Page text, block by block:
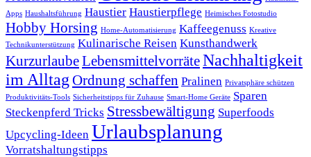
Apps Haushaltsführung Haustier Haustierpflege Heimisches Fotostudio
Hobby Horsing Home-Automatisierung Kaffeegenuss Kreative
Technikunterstützung Kulinarische Reisen Kunsthandwerk
KurzurlaubeLebensmittelvorräteNachhaltigkeit
im Alltag Ordnung schaffen Pralinen Privatsphäre schützen
Produktivitäts-Tools Sicherheitstipps für Zuhause Smart-Home Geräte Sparen
Steckenpferd Tricks Stressbewältigung Superfoods
Upcycling-Ideen Urlaubsplanung
Vorratshaltungstipps